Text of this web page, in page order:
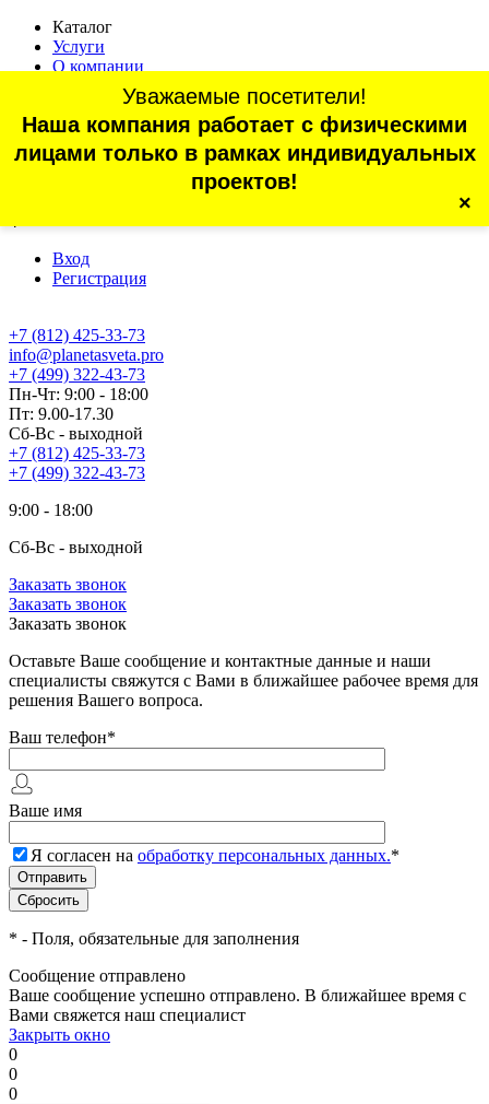
Каталог
Услуги
О компании
Статьи
Контакты
Отзывы
г. Санкт-Петербург, проспект Обуховской Обороны, 70, корп.
Вход
Регистрация
+7 (812) 425-33-73
Уважаемые посетители!
Наша компания работает с физическими
лицами только в рамках индивидуальных
проектов!
×
info@planetasveta.pro
+7 (499) 322-43-73
Пн-Чт: 9:00 - 18:00
Пт: 9.00-17.30
Сб-Вс - выходной
+7 (812) 425-33-73
+7 (499) 322-43-73
9:00 - 18:00
Сб-Вс - выходной
Заказать звонок
Заказать звонок
Заказать звонок
Оставьте Ваше сообщение и контактные данные и наши
специалисты свяжутся с Вами в ближайшее рабочее время для
решения Вашего вопроса.
Ваш телефон*
Ваше имя
Я согласен на обработку персональных данных.*
* - Поля, обязательные для заполнения
Сообщение отправлено
Ваше сообщение успешно отправлено. В ближайшее время с
Вами свяжется наш специалист
Закрыть окно
0
0
0